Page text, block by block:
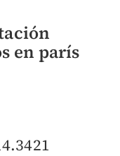
en parís